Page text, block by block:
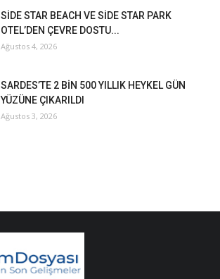
SİDE STAR BEACH VE SİDE STAR PARK
OTEL’DEN ÇEVRE DOSTU...
Ağustos 4, 2026
SARDES’TE 2 BİN 500 YILLIK HEYKEL GÜN
YÜZÜNE ÇIKARILDI
Ağustos 3, 2026